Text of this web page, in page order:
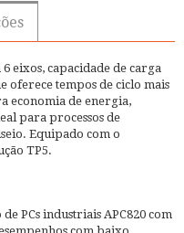
eixos, capacidade de carga
oferece tempos de ciclo mais
economia de energia,
para processos de
Equipado com o
TP5.
PCs industriais APC820 com
com baixo